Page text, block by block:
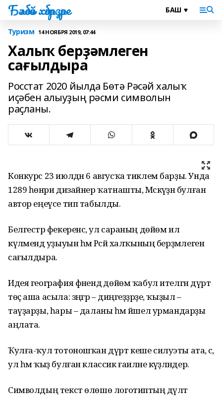
Бәләбәй хәбәрҙәре
Туризм 14 НОЯБРЯ 2019, 07:44
Халыҡ берҙәмлеген
сағылдыра
Росстат 2020 йылда Бөтә Рәсәй халыҡ
иҫәбен алыуҙың рәсми символын
раҫланы.
Конкурс 23 июлдән 6 авгусҡа тиклем барҙы. Унда
1289 һөнәри дизайнер ҡатнашты, Мәскәүҙән булған
автор еңеүсе тип табылды.
Белгестәр фекеренсә, ул сараның дөйөм ил
күләмендә уҙыуын һәм Рәсәй халҡының берҙәмлеген
сағылдыра.
Идея география фәнендә дөйөм ҡабул ителгән дүрт
төҫ аша асыла: зәңгәр – диңгеҙҙәрҙе, ҡыҙыл –
таүҙарҙы, һары – даланы һәм йәшел урмандарҙы
аңлата.
Ҡулға-ҡул тотоношҡан дүрт кеше силуэты ата, әсә,
ул һәм ҡыҙ булған классик ғаиләне кәүҙәләндерә.
Символдың текст өлөшө логотиптың дәүләт